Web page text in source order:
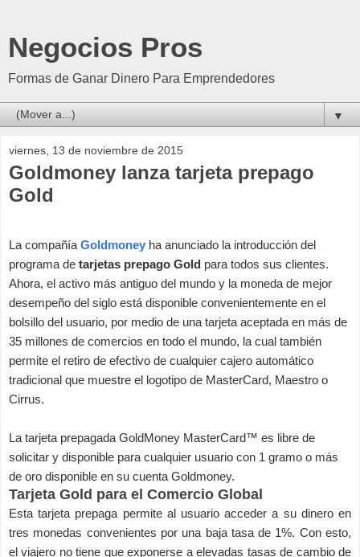
Negocios Pros
Formas de Ganar Dinero Para Emprendedores
▼
viernes, 13 de noviembre de 2015
Goldmoney lanza tarjeta prepago
Gold
La compañía Goldmoney ha anunciado la introducción del
programa de tarjetas prepago Gold para todos sus clientes.
Ahora, el activo más antiguo del mundo y la moneda de mejor
desempeño del siglo está disponible convenientemente en el
bolsillo del usuario, por medio de una tarjeta aceptada en más de
35 millones de comercios en todo el mundo, la cual también
permite el retiro de efectivo de cualquier cajero automático
tradicional que muestre el logotipo de MasterCard, Maestro o
Cirrus.
La tarjeta prepagada GoldMoney MasterCard™ es libre de
solicitar y disponible para cualquier usuario con 1 gramo o más
de oro disponible en su cuenta Goldmoney.
Tarjeta Gold para el Comercio Global
Esta tarjeta prepaga permite al usuario acceder a su dinero en
tres monedas convenientes por una baja tasa de 1%. Con esto,
el viajero no tiene que exponerse a elevadas tasas de cambio de